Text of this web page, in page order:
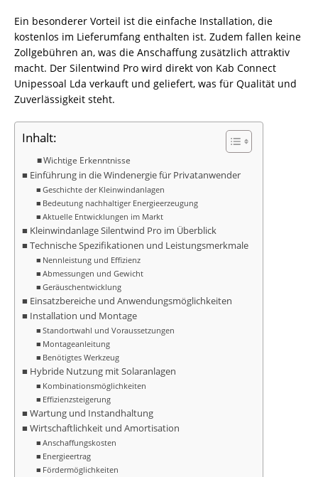
Ein besonderer Vorteil ist die einfache Installation, die
kostenlos im Lieferumfang enthalten ist. Zudem fallen keine
Zollgebühren an, was die Anschaffung zusätzlich attraktiv
macht. Der Silentwind Pro wird direkt von Kab Connect
Unipessoal Lda verkauft und geliefert, was für Qualität und
Zuverlässigkeit steht.
Inhalt:
Wichtige Erkenntnisse
Einführung in die Windenergie für Privatanwender
Geschichte der Kleinwindanlagen
Bedeutung nachhaltiger Energieerzeugung
Aktuelle Entwicklungen im Markt
Kleinwindanlage Silentwind Pro im Überblick
Technische Spezifikationen und Leistungsmerkmale
Nennleistung und Effizienz
Abmessungen und Gewicht
Geräuschentwicklung
Einsatzbereiche und Anwendungsmöglichkeiten
Installation und Montage
Standortwahl und Voraussetzungen
Montageanleitung
Benötigtes Werkzeug
Hybride Nutzung mit Solaranlagen
Kombinationsmöglichkeiten
Effizienzsteigerung
Wartung und Instandhaltung
Wirtschaftlichkeit und Amortisation
Anschaffungskosten
Energieertrag
Fördermöglichkeiten